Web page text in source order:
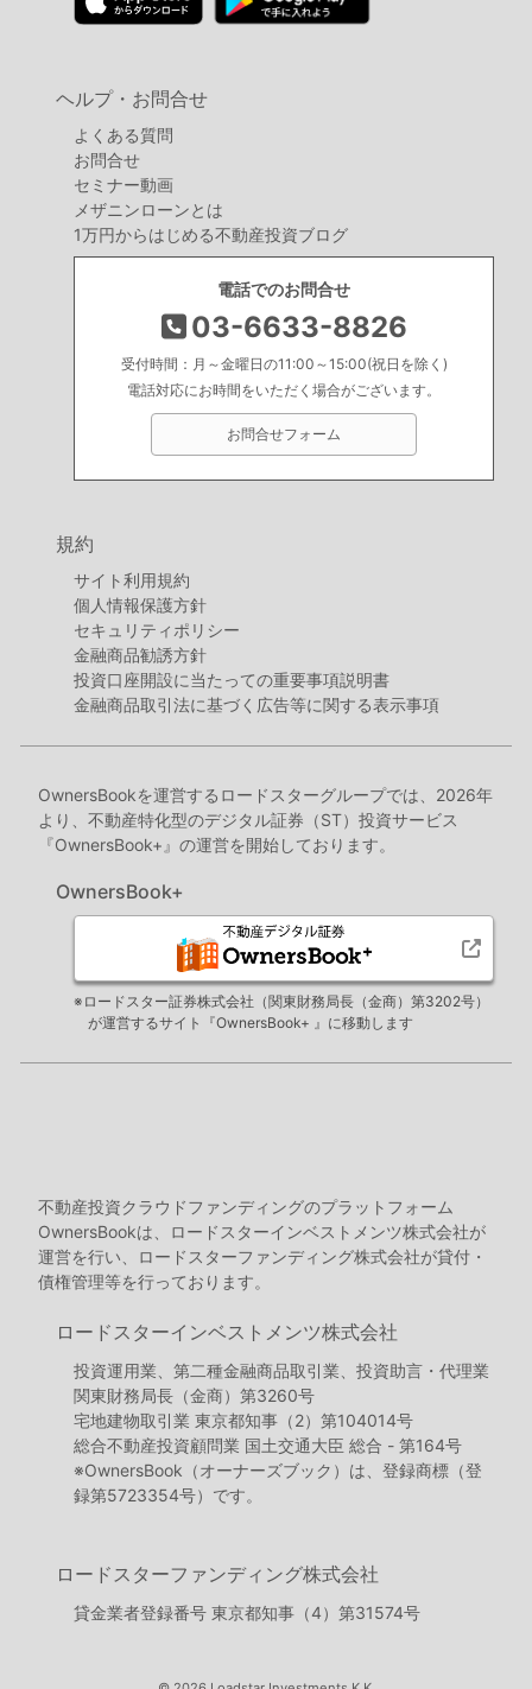
ヘルプ・お問合せ
よくある質問
お問合せ
セミナー動画
メザニンローンとは
1万円からはじめる不動産投資ブログ
電話でのお問合せ
03-6633-8826
受付時間：月～金曜日の11:00～15:00(祝日を除く)
電話対応にお時間をいただく場合がございます。
お問合せフォーム
規約
サイト利用規約
個人情報保護方針
セキュリティポリシー
金融商品勧誘方針
投資口座開設に当たっての重要事項説明書
金融商品取引法に基づく広告等に関する表示事項
OwnersBookを運営するロードスターグループでは、2026年
より、不動産特化型のデジタル証券（ST）投資サービス
『OwnersBook+』の運営を開始しております。
OwnersBook+
※ロードスター証券株式会社（関東財務局長（金商）第3202号）
が運営するサイト『OwnersBook+ 』に移動します
不動産投資クラウドファンディングのプラットフォーム
OwnersBookは、ロードスターインベストメンツ株式会社が
運営を行い、ロードスターファンディング株式会社が貸付・
債権管理等を行っております。
ロードスターインベストメンツ株式会社
投資運用業、第二種金融商品取引業、投資助言・代理業
関東財務局長（金商）第3260号
宅地建物取引業 東京都知事（2）第104014号
総合不動産投資顧問業 国土交通大臣 総合 - 第164号
※OwnersBook（オーナーズブック）は、登録商標（登
録第5723354号）です。
ロードスターファンディング株式会社
貸金業者登録番号 東京都知事（4）第31574号